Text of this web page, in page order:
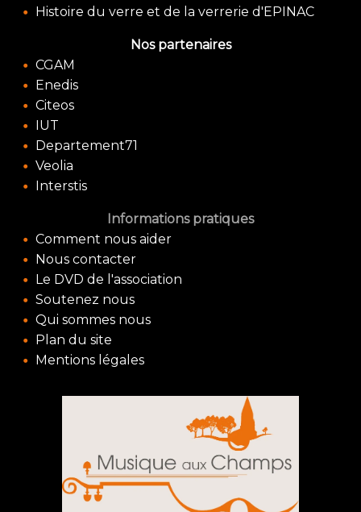
Histoire du verre et de la verrerie d'EPINAC
Nos partenaires
CGAM
Enedis
Citeos
IUT
Departement71
Veolia
Interstis
Informations pratiques
Comment nous aider
Nous contacter
Le DVD de l'association
Soutenez nous
Qui sommes nous
Plan du site
Mentions légales